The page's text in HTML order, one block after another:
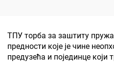
ТПУ торба за заштиту
предности које је чине
предузећа и појединце